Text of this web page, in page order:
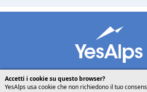
Accetti i cookie su questo browser?
YesAlps usa cookie che non richiedono il tuo